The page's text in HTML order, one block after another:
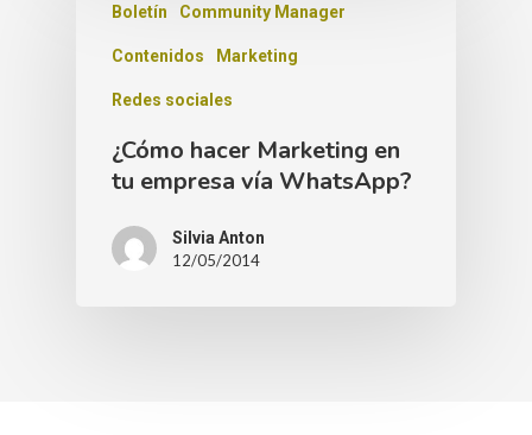
Boletín Community Manager
Contenidos Marketing
Redes sociales
¿Cómo hacer Marketing en
tu empresa vía WhatsApp?
Silvia Anton
12/05/2014